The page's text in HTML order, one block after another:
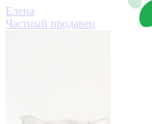
Елена
Частный продавец